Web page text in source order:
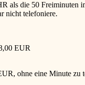
als die 50
nicht telefoniere.
EUR
ohne eine Minute zu